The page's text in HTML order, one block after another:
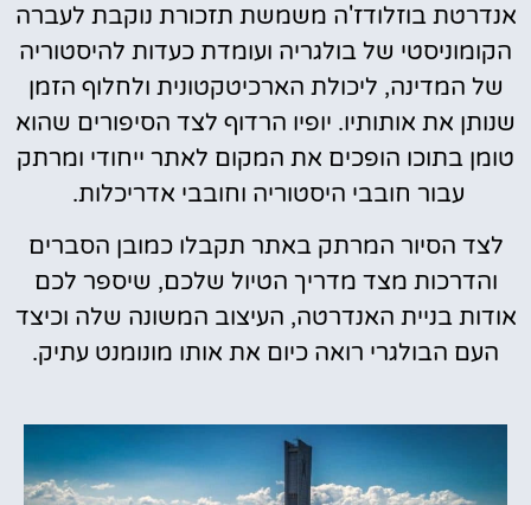
אנדרטת בוזלודז'ה משמשת תזכורת נוקבת לעברה
הקומוניסטי של בולגריה ועומדת כעדות להיסטוריה
של המדינה, ליכולת הארכיטקטונית ולחלוף הזמן
שנותן את אותותיו. יופיו הרדוף לצד הסיפורים שהוא
טומן בתוכו הופכים את המקום לאתר ייחודי ומרתק
עבור חובבי היסטוריה וחובבי אדריכלות.
לצד הסיור המרתק באתר תקבלו כמובן הסברים
והדרכות מצד מדריך הטיול שלכם, שיספר לכם
אודות בניית האנדרטה, העיצוב המשונה שלה וכיצד
העם הבולגרי רואה כיום את אותו מונומנט עתיק.